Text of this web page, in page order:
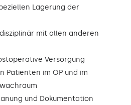
Lagerung der
mit allen anderen
Versorgung
Patienten im OP und im
und Dokumentation